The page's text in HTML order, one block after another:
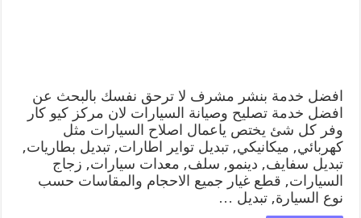
افضل خدمة بنشر مشرف لا ترحق نفسك بالبحث عن
افضل خدمة تصليح وصيانة السيارات لان مركز كيو كار
وفر كل شئ يختص ياعمال اصلاح السيارات مثل
كهربائي, ميكانيكي, تبديل تواير اطارات, تبديل بطاريات,
تبديل سفايف, دينمو, سلف, معدات سيارات, زجاج
السيارات, قطع غيار جميع الاحجام والمقاسات حسب
نوع السيارة, تبديل …